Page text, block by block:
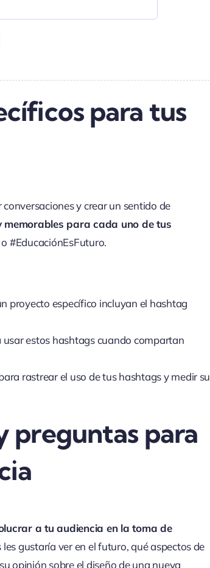
para tus
y crear un sentido de
memorables para cada uno de tus
#EducaciónEsFuturo.
proyecto específico incluyan el hashtag
estos hashtags cuando compartan
rastrear el uso de tus hashtags y medir su
preguntas para
a tu audiencia en la toma de
gustaría ver en el futuro, qué aspectos de
opinión sobre el diseño de una nueva